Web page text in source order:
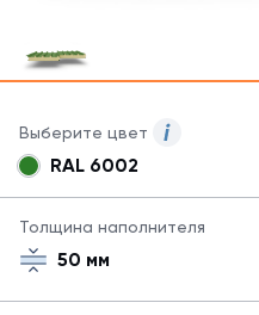
Выберите цвет
сэндвич-
панелей
RAL 6002
Толщина наполнителя
50 мм